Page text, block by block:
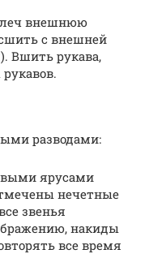
внешнюю
сшить с внешней
Вшить рукава,
разводами:
ярусами
нечетные
звенья
накиды
все время